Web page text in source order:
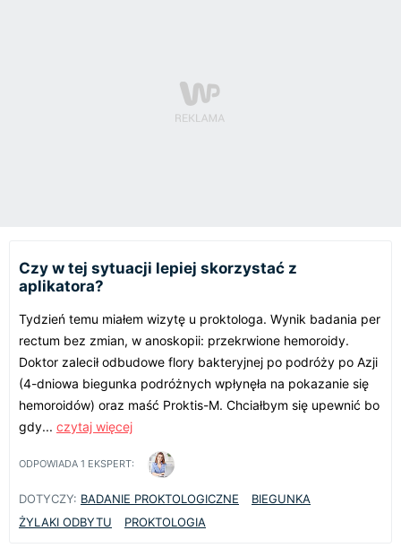
Czy w tej sytuacji lepiej skorzystać z
aplikatora?
Tydzień temu miałem wizytę u proktologa. Wynik badania per
rectum bez zmian, w anoskopii: przekrwione hemoroidy.
Doktor zalecił odbudowe flory bakteryjnej po podróży po Azji
(4-dniowa biegunka podróżnych wpłynęła na pokazanie się
hemoroidów) oraz maść Proktis-M. Chciałbym się upewnić bo
gdy... czytaj więcej
ODPOWIADA 1 EKSPERT:
DOTYCZY: BADANIE PROKTOLOGICZNE
BIEGUNKA
ŻYLAKI ODBYTU
PROKTOLOGIA